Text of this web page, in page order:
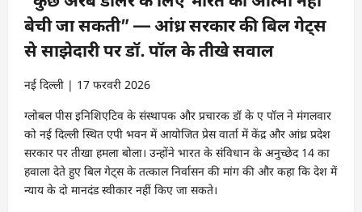
बेची जा सकती” — आंध्र सरकार की बिल गेट्स
से साझेदारी पर डॉ. पॉल के तीखे सवाल
नई दिल्ली | 17 फरवरी 2026
ग्लोबल पीस इनिशिएटिव के संस्थापक और प्रचारक डॉ के ए पॉल ने मंगलवार
को नई दिल्ली स्थित एपी भवन में आयोजित प्रेस वार्ता में केंद्र और आंध्र प्रदेश
सरकार पर तीखा हमला बोला। उन्होंने भारत के संविधान के अनुच्छेद 14 का
हवाला देते हुए बिल गेट्स के तत्काल निर्वासन की मांग की और कहा कि देश में
न्याय के दो मानदंड स्वीकार नहीं किए जा सकते।